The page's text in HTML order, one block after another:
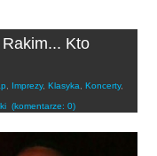
Kto
, Imprezy, Klasyka, Koncerty,
(komentarze: 0)